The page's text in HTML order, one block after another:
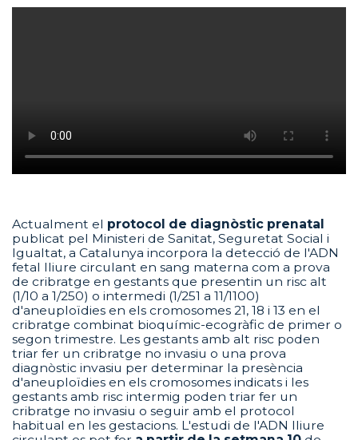
Actualment el protocol de diagnòstic prenatal
publicat pel Ministeri de Sanitat, Seguretat Social i
Igualtat, a Catalunya incorpora la detecció de l'ADN
fetal lliure circulant en sang materna com a prova
de cribratge en gestants que presentin un risc alt
(1/10 a 1/250) o intermedi (1/251 a 11/1100)
d'aneuploïdies en els cromosomes 21, 18 i 13 en el
cribratge combinat bioquímic-ecogràfic de primer o
segon trimestre. Les gestants amb alt risc poden
triar fer un cribratge no invasiu o una prova
diagnòstic invasiu per determinar la presència
d'aneuploïdies en els cromosomes indicats i les
gestants amb risc intermig poden triar fer un
cribratge no invasiu o seguir amb el protocol
habitual en les gestacions. L'estudi de l'ADN lliure